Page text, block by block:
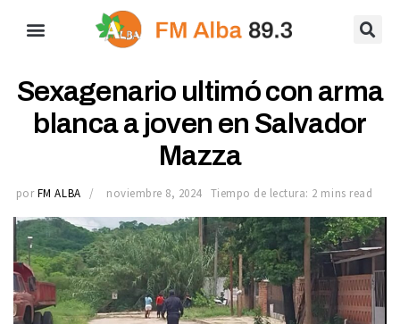
Sexagenario ultimó con arma
blanca a joven en Salvador
Mazza
por FM ALBA noviembre 8, 2024 Tiempo de lectura: 2 mins read